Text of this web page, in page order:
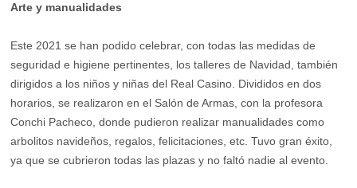
Arte y manualidades
Este 2021 se han podido celebrar, con todas las medidas de
seguridad e higiene pertinentes, los talleres de Navidad, también
dirigidos a los niños y niñas del Real Casino. Divididos en dos
horarios, se realizaron en el Salón de Armas, con la profesora
Conchi Pacheco, donde pudieron realizar manualidades como
arbolitos navideños, regalos, felicitaciones, etc. Tuvo gran éxito,
ya que se cubrieron todas las plazas y no faltó nadie al evento.